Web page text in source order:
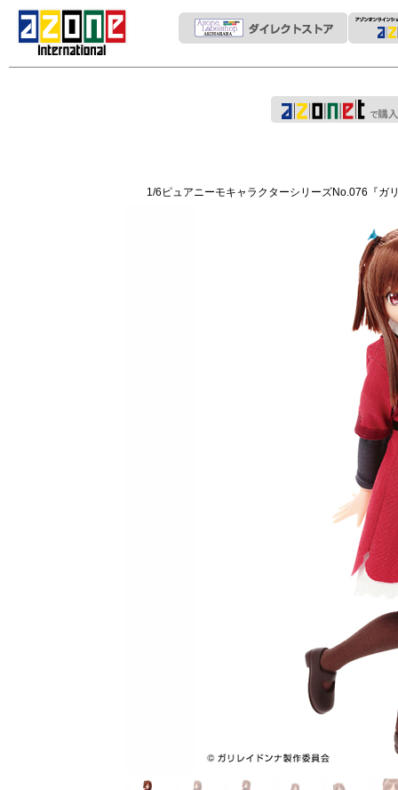
1/6ピュアニーモキャラクターシリーズNo.076『ガ